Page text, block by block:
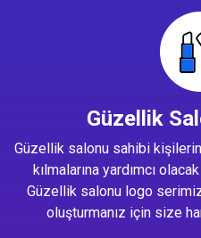
Güzellik
Güzellik salonu sahibi
kılmalarına yardımcı
Güzellik salonu logo
oluşturmanız için size